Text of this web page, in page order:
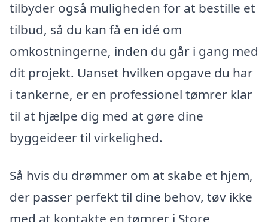
tilbyder også muligheden for at bestille et
tilbud, så du kan få en idé om
omkostningerne, inden du går i gang med
dit projekt. Uanset hvilken opgave du har
i tankerne, er en professionel tømrer klar
til at hjælpe dig med at gøre dine
byggeideer til virkelighed.
Så hvis du drømmer om at skabe et hjem,
der passer perfekt til dine behov, tøv ikke
med at kontakte en tømrer i Store